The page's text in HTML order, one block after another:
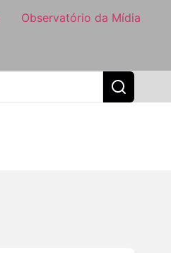
Observatório da Mídia